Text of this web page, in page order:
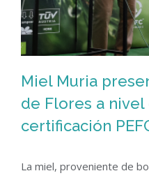
Miel Muria
de Flores a
Miel Muria
de Flores a
certificación
La miel, proveniente de